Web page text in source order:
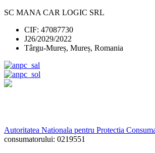
SC MANA CAR LOGIC SRL
CIF: 47087730
J26/2029/2022
Târgu-Mureș, Mureș, Romania
Autoritatea Nationala pentru Protectia
consumatorului: 0219551